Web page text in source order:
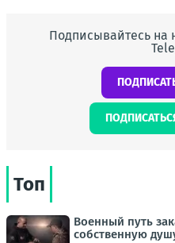
Подписывайтесь
Топ
Военный путь
собственную